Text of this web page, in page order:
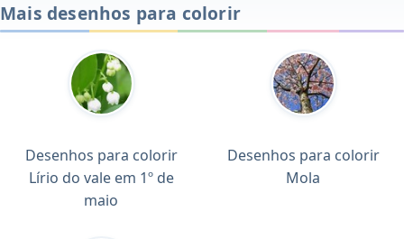
Mais desenhos para colorir
Desenhos para colorir
Lírio do vale em 1º de
maio
Desenhos para colorir
Mola